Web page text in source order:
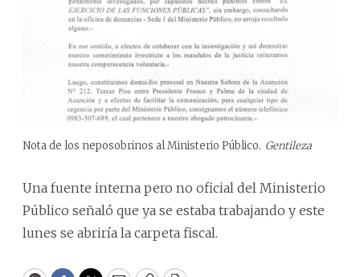
Nota de los neposobrinos al Ministerio Público. Gentileza
Una fuente interna pero no oficial del Ministerio
Público señaló que ya se estaba trabajando y este
lunes se abriría la carpeta fiscal.